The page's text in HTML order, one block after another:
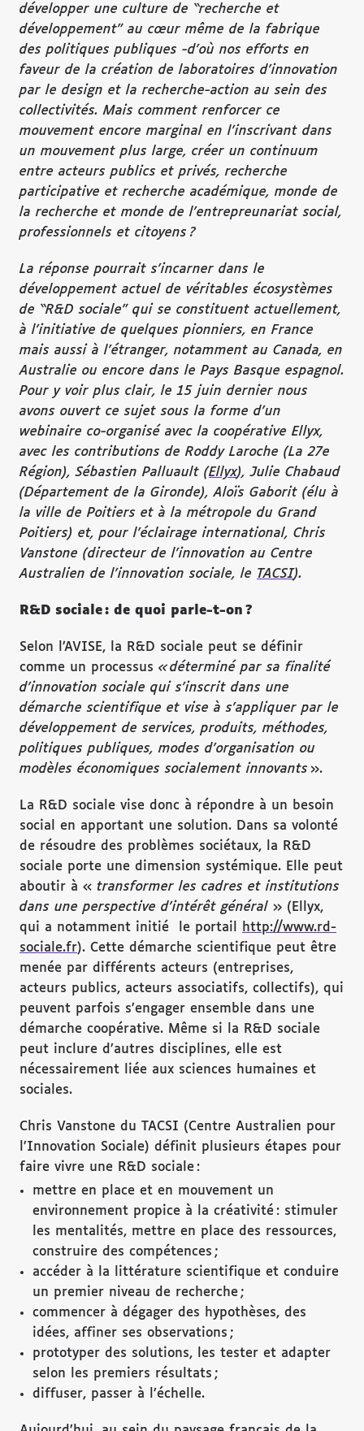
développer une culture de “recherche et
développement” au cœur même de la fabrique
des politiques publiques -d’où nos efforts en
faveur de la création de laboratoires d’innovation
par le design et la recherche-action au sein des
collectivités. Mais comment renforcer ce
mouvement encore marginal en l’inscrivant dans
un mouvement plus large, créer un continuum
entre acteurs publics et privés, recherche
participative et recherche académique, monde de
la recherche et monde de l’entrepreunariat social,
professionnels et citoyens ?
La réponse pourrait s’incarner dans le
développement actuel de véritables écosystèmes
de “R&D sociale” qui se constituent actuellement,
à l’initiative de quelques pionniers, en France
mais aussi à l’étranger, notamment au Canada, en
Australie ou encore dans le Pays Basque espagnol.
Pour y voir plus clair, le 15 juin dernier nous
avons ouvert ce sujet sous la forme d’un
webinaire co-organisé avec la coopérative Ellyx,
avec les contributions de Roddy Laroche (La 27e
Région), Sébastien Palluault (Ellyx), Julie Chabaud
(Département de la Gironde), Aloïs Gaborit (élu à
la ville de Poitiers et à la métropole du Grand
Poitiers) et, pour l’éclairage international, Chris
Vanstone (directeur de l’innovation au Centre
Australien de l’innovation sociale, le TACSI).
R&D sociale : de quoi parle-t-on ?
Selon l’AVISE, la R&D sociale peut se définir
comme un processus « déterminé par sa finalité
d’innovation sociale qui s’inscrit dans une
démarche scientifique et vise à s’appliquer par le
développement de services, produits, méthodes,
politiques publiques, modes d’organisation ou
modèles économiques socialement innovants ».
La R&D sociale vise donc à répondre à un besoin
social en apportant une solution. Dans sa volonté
de résoudre des problèmes sociétaux, la R&D
sociale porte une dimension systémique. Elle peut
aboutir à « transformer les cadres et institutions
dans une perspective d’intérêt général » (Ellyx,
qui a notamment initié le portail
http://www.rd-
sociale.fr). Cette démarche scientifique peut être
menée par différents acteurs (entreprises,
acteurs publics, acteurs associatifs, collectifs), qui
peuvent parfois s’engager ensemble dans une
démarche coopérative. Même si la R&D sociale
peut inclure d’autres disciplines, elle est
nécessairement liée aux sciences humaines et
sociales.
Chris Vanstone du TACSI (Centre Australien pour
l’Innovation Sociale) définit plusieurs étapes pour
faire vivre une R&D sociale :
mettre en place et en mouvement un
environnement propice à la créativité : stimuler
les mentalités, mettre en place des ressources,
construire des compétences ;
accéder à la littérature scientifique et conduire
un premier niveau de recherche ;
commencer à dégager des hypothèses, des
idées, affiner ses observations ;
prototyper des solutions, les tester et adapter
selon les premiers résultats ;
diffuser, passer à l’échelle.